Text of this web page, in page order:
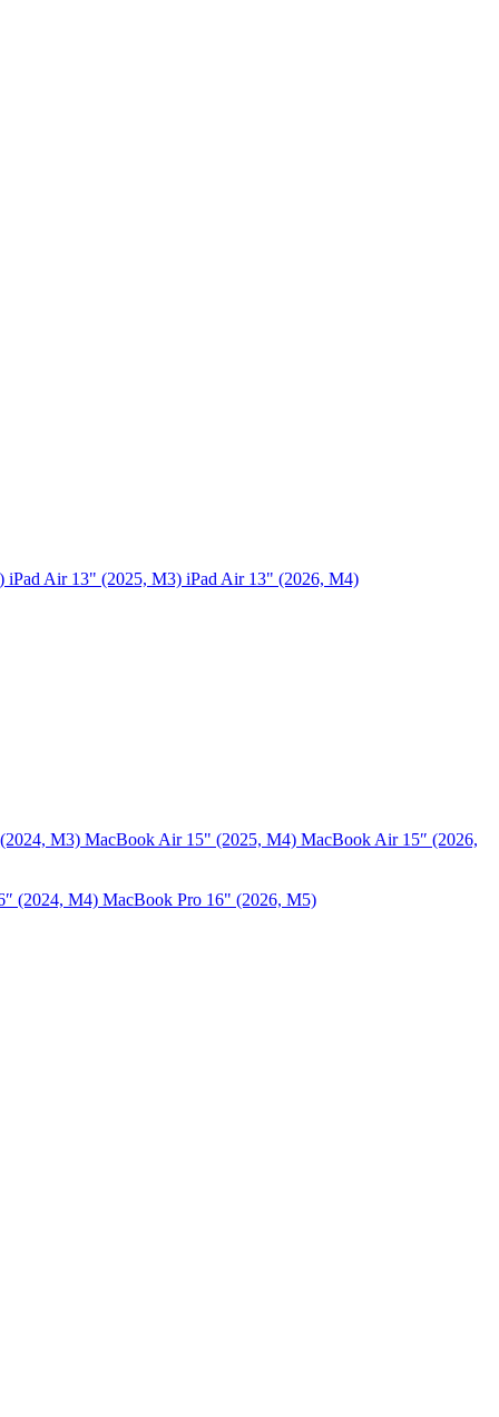
iPad Air 13" (2025, M3) iPad Air 13" (2026, M4)
M3) MacBook Air 15" (2025, M4) MacBook Air 15″ (2026,
(2024, M4) MacBook Pro 16" (2026, M5)